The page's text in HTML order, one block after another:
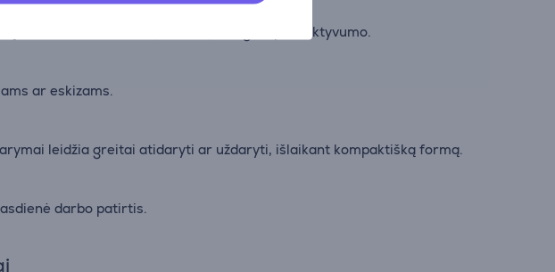
režimu – mažiau įkrovimų, daugiau produktyvumo.
ar eskizams.
leidžia greitai atidaryti ar uždaryti, išlaikant kompaktišką formą.
darbo patirtis.